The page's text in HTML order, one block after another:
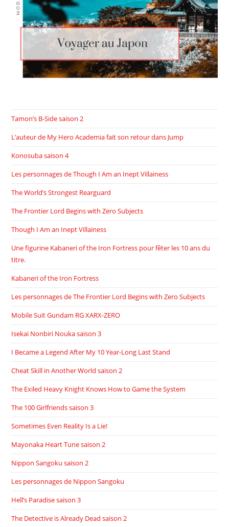
Tamon’s B-Side saison 2
L’auteur de My Hero Academia fait son retour dans Jump
Konosuba saison 4
Les personnages de Though I Am an Inept Villainess
The World’s Strongest Rearguard
The Frontier Lord Begins with Zero Subjects
Though I Am an Inept Villainess
Une figurine Kabaneri of the Iron Fortress pour fêter les 10 ans du
titre.
Kabaneri of the Iron Fortress
Les personnages de The Frontier Lord Begins with Zero Subjects
Mobile Suit Gundam RG XARX-ZERO
Isekai Nonbiri Nouka saison 3
I Became a Legend After My 10 Year-Long Last Stand
Cheat Skill in Another World saison 2
The Exiled Heavy Knight Knows How to Game the System
The 100 Girlfriends saison 3
Sometimes Even Reality Is a Lie!
Mayonaka Heart Tune saison 2
Nippon Sangoku saison 2
Les personnages de Nippon Sangoku
Hell’s Paradise saison 3
The Detective is Already Dead saison 2